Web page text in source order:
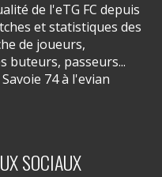
de l'eTG FC depuis
et statistiques des
de joueurs,
buteurs, passeurs...
74 à l'evian
SOCIAUX